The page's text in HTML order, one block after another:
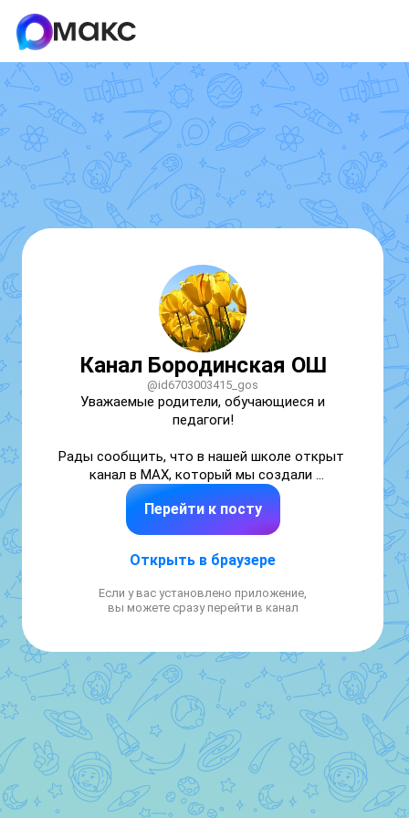
Канал Бородинская ОШ
@id6703003415_gos
Уважаемые родители, обучающиеся и
педагоги!
Рады сообщить, что в нашей школе открыт
канал в MAX, который мы создали
специально для Вас. Здесь вы можете
следить за новостями из школьной жизни,
за достижениями наших учеников и
фотографии мероприятий и повседневных
Перейти к посту
Открыть в браузере
Если у вас установлено приложение,
вы можете сразу перейти в канал